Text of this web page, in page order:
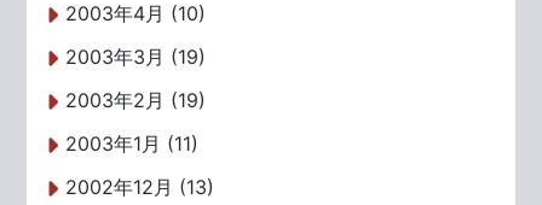
2003年4月 (10)
2003年3月 (19)
2003年2月 (19)
2003年1月 (11)
2002年12月 (13)